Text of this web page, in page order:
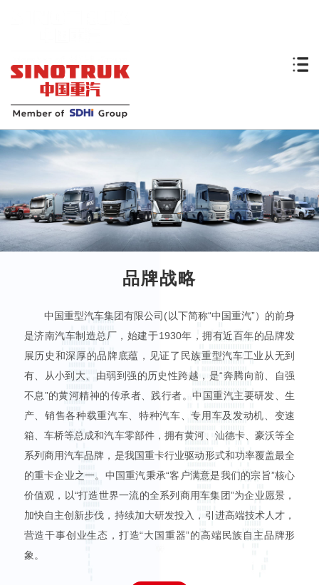
品牌战略
中国重型汽车集团有限公司(以下简称“中国重汽”）的前身
是济南汽车制造总厂，始建于1930年，拥有近百年的品牌发
展历史和深厚的品牌底蕴，见证了民族重型汽车工业从无到
有、从小到大、由弱到强的历史性跨越，是“奔腾向前、自强
不息”的黄河精神的传承者、践行者。中国重汽主要研发、生
产、销售各种载重汽车、特种汽车、专用车及发动机、变速
箱、车桥等总成和汽车零部件，拥有黄河、汕德卡、豪沃等全
系列商用汽车品牌，是我国重卡行业驱动形式和功率覆盖最全
的重卡企业之一。中国重汽秉承“客户满意是我们的宗旨”核心
价值观，以“打造世界一流的全系列商用车集团”为企业愿景，
加快自主创新步伐，持续加大研发投入，引进高端技术人才，
营造干事创业生态，打造“大国重器”的高端民族自主品牌形
象。